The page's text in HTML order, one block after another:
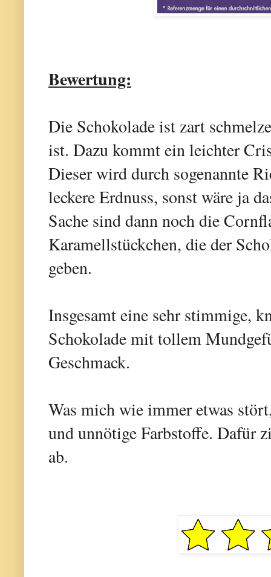
Bewertung:
Die Schokolade ist zart
ist. Dazu kommt ein leichter
Dieser wird durch sogenannte
leckere Erdnuss, sonst wäre ja
Sache sind dann noch die
Karamellstückchen, die der
geben.
Insgesamt eine sehr stimmige,
Schokolade mit tollem
Geschmack.
Was mich wie immer etwas
und unnötige Farbstoffe. Dafür
ab.